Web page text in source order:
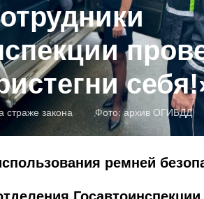
страже закона Фото:архив ОГИБДД
ремней